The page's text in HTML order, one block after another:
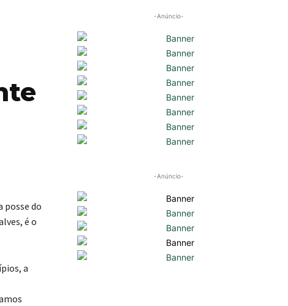
posse do
é o
a
-Anúncio-
-Anúncio-